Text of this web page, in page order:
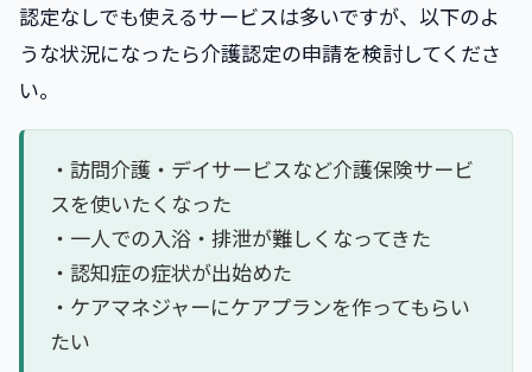
認定なしでも使えるサービスは多いですが、以下のよ
うな状況になったら介護認定の申請を検討してくださ
い。
・訪問介護・デイサービスなど介護保険サービ
スを使いたくなった
・一人での入浴・排泄が難しくなってきた
・認知症の症状が出始めた
・ケアマネジャーにケアプランを作ってもらい
たい